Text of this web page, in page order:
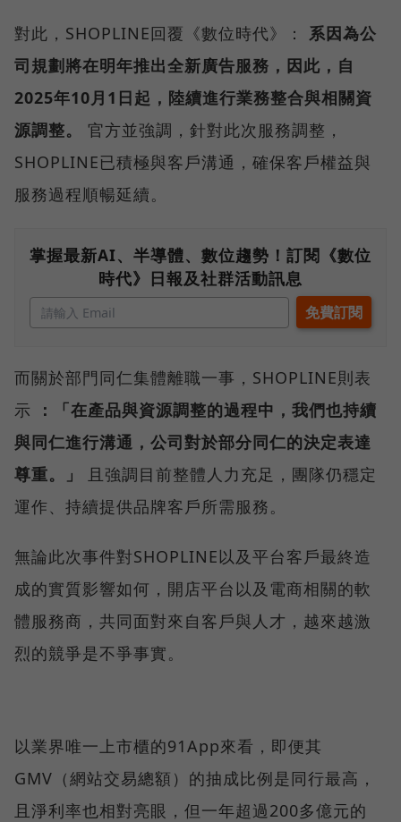
對此，SHOPLINE回覆《數位時代》： 系因為公
司規劃將在明年推出全新廣告服務，因此，自
2025年10月1日起，陸續進行業務整合與相關資
源調整。
官方並強調，針對此次服務調整，
SHOPLINE已積極與客戶溝通，確保客戶權益與
服務過程順暢延續。
掌握最新AI、半導體、數位趨勢！訂閱《數位
時代》日報及社群活動訊息
而關於部門同仁集體離職一事，SHOPLINE則表
示
：「在產品與資源調整的過程中，我們也持續
與同仁進行溝通，公司對於部分同仁的決定表達
尊重。」
且強調目前整體人力充足，團隊仍穩定
運作、持續提供品牌客戶所需服務。
無論此次事件對SHOPLINE以及平台客戶最終造
成的實質影響如何，開店平台以及電商相關的軟
體服務商，共同面對來自客戶與人才，越來越激
烈的競爭是不爭事實。
以業界唯一上市櫃的91App來看，即便其
GMV（網站交易總額）的抽成比例是同行最高，
且淨利率也相對亮眼，但一年超過200多億元的